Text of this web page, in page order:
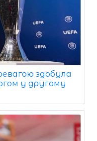
здобула
у другому